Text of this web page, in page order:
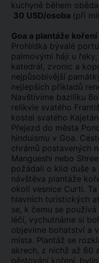
kuchyně během
30 USD/osoba (při
Goa a plantáže koření
Prohlídka bývalé
palmovými háji u
katedrál, zvonic a
nejpůsobivější
nejlepších příkladů
Navštívíme baziliku
relikvie svatého
kostel svatého
Přejezd do města
hinduismu v Goa.
chrámů postavených
Mangueshi nebo
požádali o klid duše a
návštěva plantáže
okolí vesnice Curti.
hlavních turistických
se, k čemu se
léčí, vychutnáme si
objevíme bohatství a
místa. Plantáž se
akrech, z nichž až 60
pěstování koření,